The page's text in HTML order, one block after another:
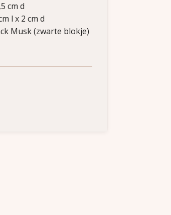
cm d
l x 2 cm d
Musk (zwarte blokje)